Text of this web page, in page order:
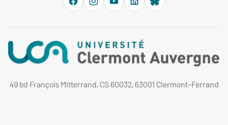
49 bd François Mitterrand, CS 60032, 63001 Clermont-Ferrand